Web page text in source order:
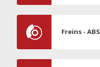
Freins - ABS